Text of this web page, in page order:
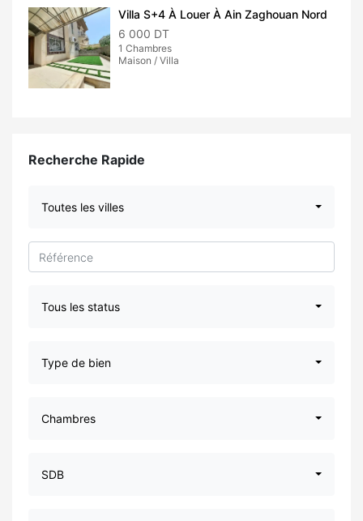
Villa S+4 À Louer À Ain Zaghouan Nord
6 000 DT
1 Chambres
Maison / Villa
Recherche Rapide
Toutes les villes
Tous les status
Type de bien
Chambres
SDB